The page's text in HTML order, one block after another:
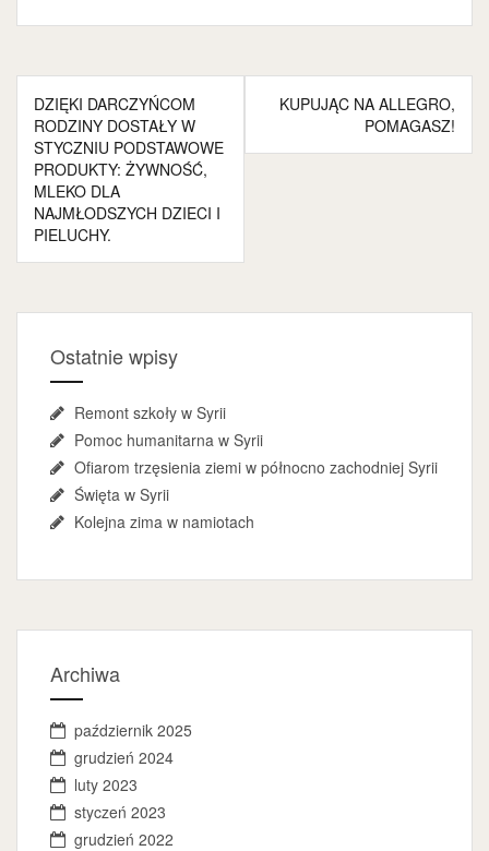
Nawigacja
wpisu
DZIĘKI DARCZYŃCOM
RODZINY DOSTAŁY W
STYCZNIU PODSTAWOWE
PRODUKTY: ŻYWNOŚĆ,
MLEKO DLA
NAJMŁODSZYCH DZIECI I
PIELUCHY.
KUPUJĄC NA ALLEGRO,
POMAGASZ!
Ostatnie wpisy
Remont szkoły w Syrii
Pomoc humanitarna w Syrii
Ofiarom trzęsienia ziemi w północno zachodniej Syrii
Święta w Syrii
Kolejna zima w namiotach
Archiwa
październik 2025
grudzień 2024
luty 2023
styczeń 2023
grudzień 2022